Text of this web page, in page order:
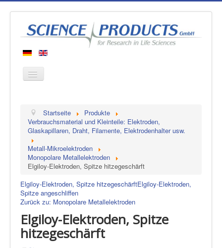
Produkte
Hersteller
Über uns
Kontakt
Startseite
Produkte
Verbrauchsmaterial und Kleinteile: Elektroden,
Glaskapillaren, Draht, Filamente, Elektrodenhalter usw.
Metall-Mikroelektroden
Monopolare Metallelektroden
Elgiloy-Elektroden, Spitze hitzegeschärft
Elgiloy-Elektroden, Spitze hitzegeschärftElgiloy-Elektroden,
Spitze angeschliffen
Zurück zu: Monopolare Metallelektroden
Elgiloy-Elektroden, Spitze
hitzegeschärft